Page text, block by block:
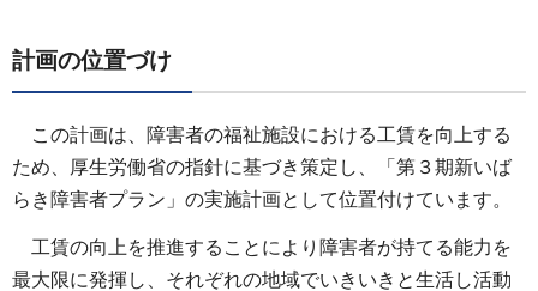
計画の位置づけ
この計画は、障害者の福祉施設における工賃を向上する
ため、厚生労働省の指針に基づき策定し、「第３期新いば
らき障害者プラン」の実施計画として位置付けています。
工賃の向上を推進することにより障害者が持てる能力を
最大限に発揮し、それぞれの地域でいきいきと生活し活動